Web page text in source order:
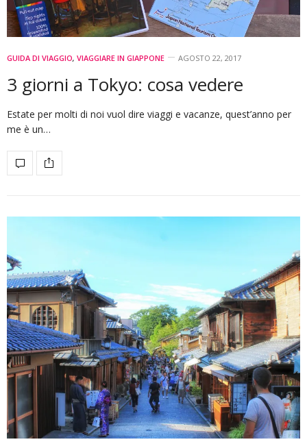
GUIDA DI VIAGGIO, VIAGGIARE IN GIAPPONE AGOSTO 22, 2017
3 giorni a Tokyo: cosa vedere
Estate per molti di noi vuol dire viaggi e vacanze, quest’anno per
me è un…